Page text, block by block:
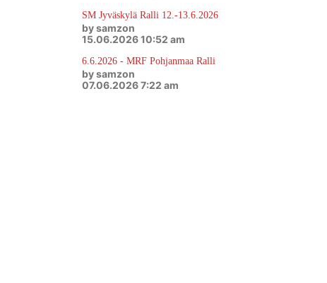
SM Jyväskylä Ralli 12.-13.6.2026
by samzon
15.06.2026 10:52 am
6.6.2026 - MRF Pohjanmaa Ralli
by samzon
07.06.2026 7:22 am